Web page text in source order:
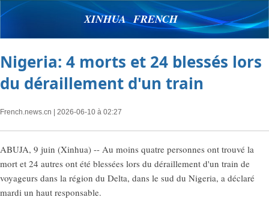
XINHUA FRENCH
Nigeria: 4 morts et 24 blessés lors
du déraillement d'un train
French.news.cn | 2026-06-10 à 02:27
ABUJA, 9 juin (Xinhua) -- Au moins quatre personnes ont trouvé la
mort et 24 autres ont été blessées lors du déraillement d'un train de
voyageurs dans la région du Delta, dans le sud du Nigeria, a déclaré
mardi un haut responsable.